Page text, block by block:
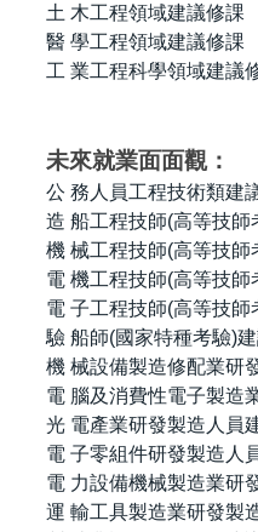
土 木工程領域建議修課
醫 學工程領域建議修課
工 業工程科學領域建議
未來就業面面觀：
公 務人員工程技術類建
造 船工程技師(高等技師
機 械工程技師(高等技師
電 機工程技師(高等技師
電 子工程技師(高等技師
驗 船師(國家特種考驗)
機 械設備製造修配業研
電 腦及消費性電子製造
光 電產業研發製造人員
電 子零組件研發製造人
電 力設備機械製造業研
運 輸工具製造業研發製